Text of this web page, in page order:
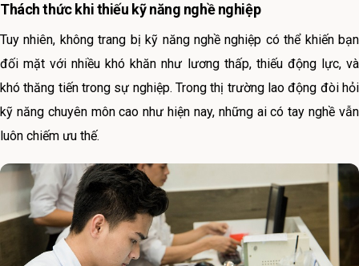
Thách thức khi thiếu kỹ năng nghề nghiệp
Tuy nhiên, không trang bị kỹ năng nghề nghiệp có thể khiến bạn
đối mặt với nhiều khó khăn như lương thấp, thiếu động lực, và
khó thăng tiến trong sự nghiệp. Trong thị trường lao động đòi hỏi
kỹ năng chuyên môn cao như hiện nay, những ai có tay nghề vẫn
luôn chiếm ưu thế.